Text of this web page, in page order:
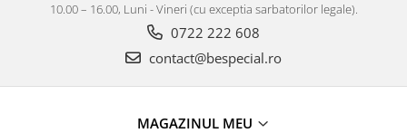
10.00 – 16.00, Luni - Vineri (cu exceptia sarbatorilor legale).
0722 222 608
contact@bespecial.ro
MAGAZINUL MEU